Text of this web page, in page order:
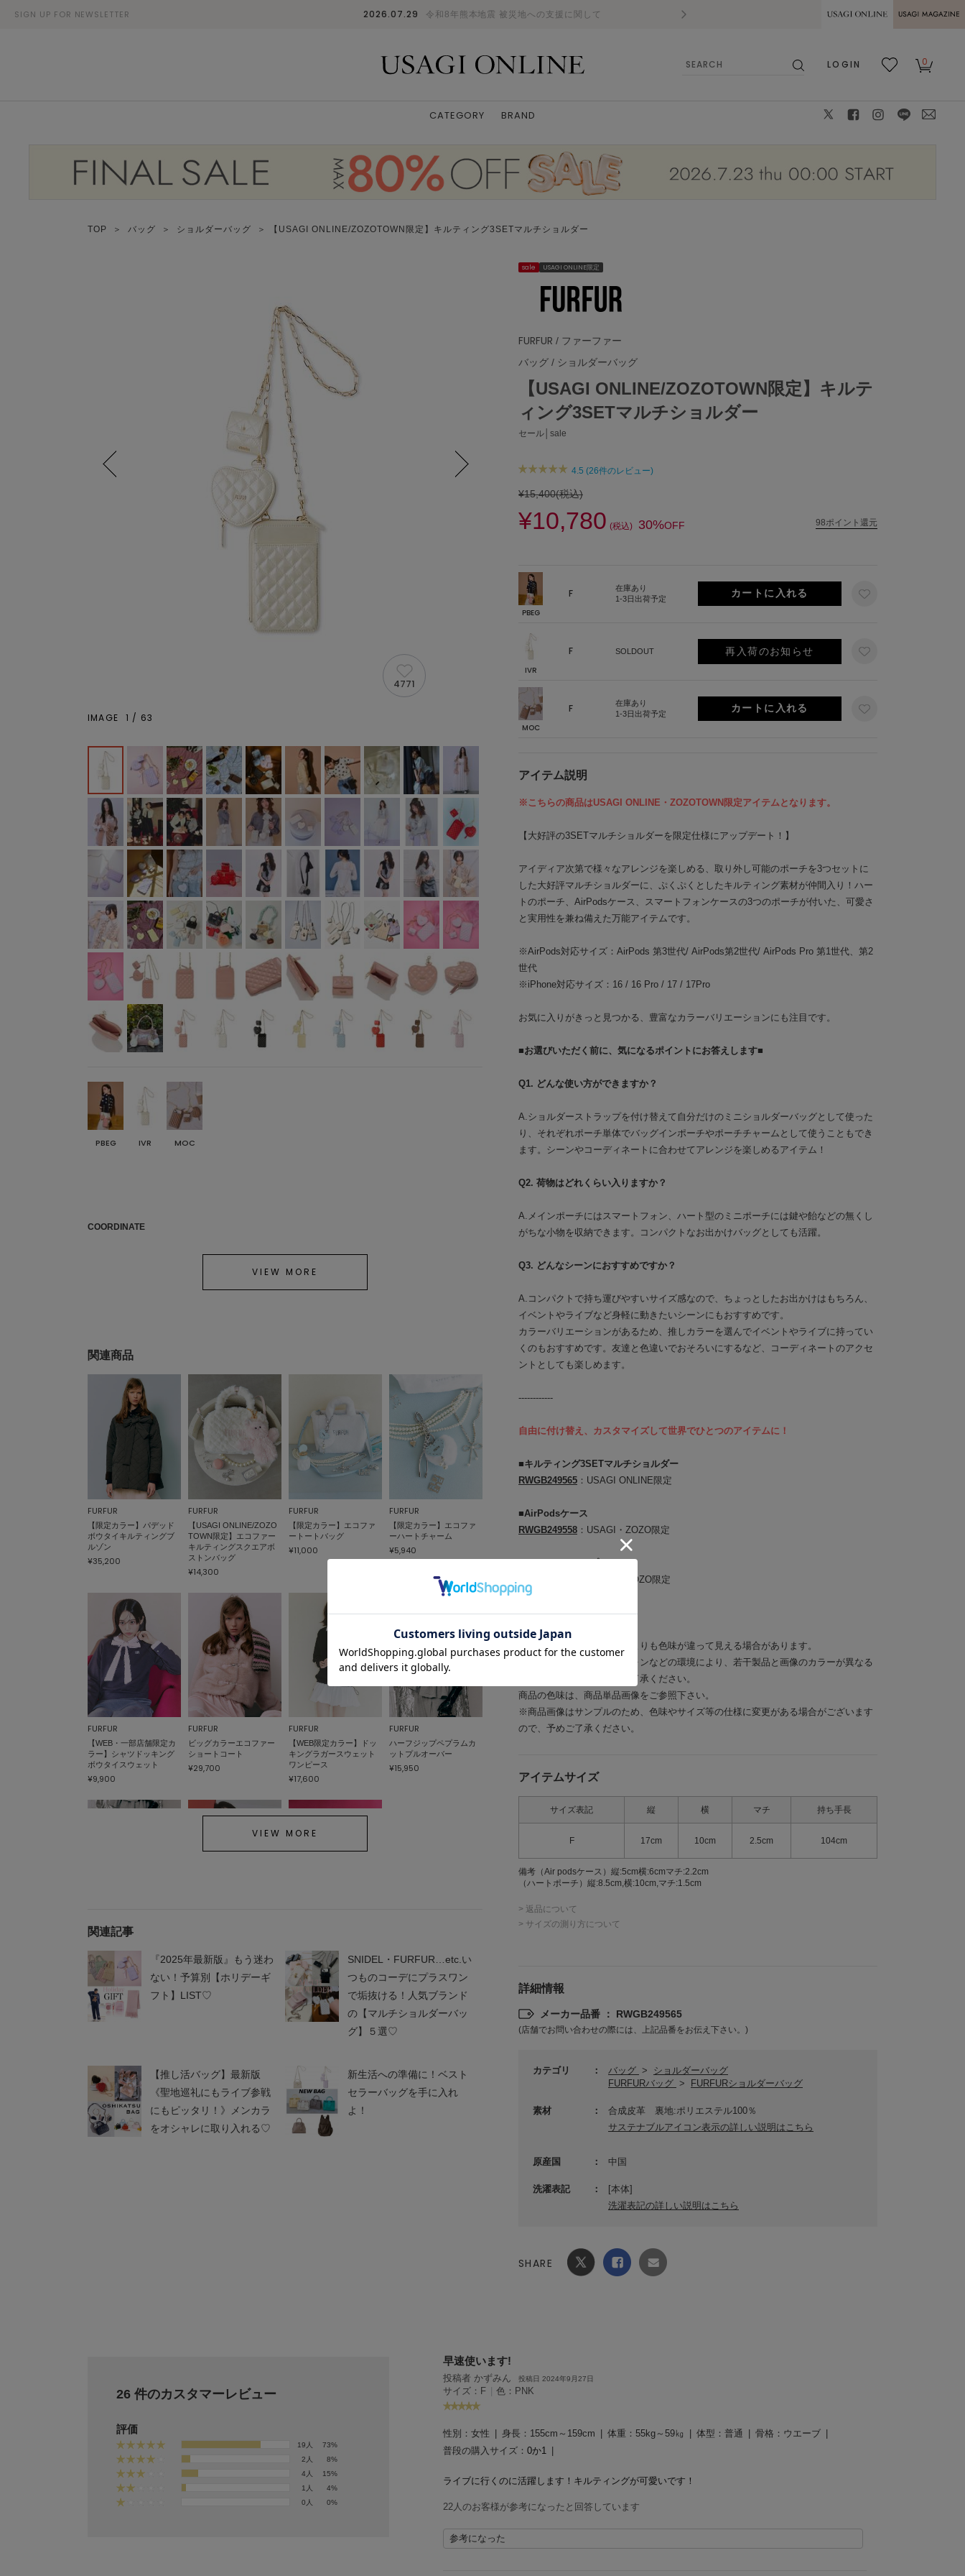
SIGN UP FOR NEWSLETTER 2026.07.29 令和8年熊本地震 被災地への支援に関して 熊本県熊本地方を震源とする地震の影響に
MAGAZINE
LOGIN
0
CATEGORY BRAND
TOP ＞ バッグ ＞ ショルダーバッグ ＞ 【USAGI ONLINE/ZOZOTOWN限定】キルティング3SETマルチショルダー
sale USAGI ONLINE限定
FURFUR / ファーファー
バッグ / ショルダーバッグ
【USAGI ONLINE/ZOZOTOWN限定】キルテ
ィング3SETマルチショルダー
セール│sale
4.5 (26件のレビュー)
¥15,400(税込)
¥10,780 (税込) 30%OFF 98ポイント還元
PBEG
F
在庫あり
1-3日出荷予定
IVR
F SOLDOUT 再入荷のお知らせ
MOC
F
在庫あり
1-3日出荷予定
アイテム説明
※こちらの商品はUSAGI ONLINE・ZOZOTOWN限定アイテムとなります。
【大好評の3SETマルチショルダーを限定仕様にアップデート！】
アイディア次第で様々なアレンジを楽しめる、取り外し可能のポーチを3つセットに
した大好評マルチショルダーに、ぷくぷくとしたキルティング素材が仲間入り！ハー
トのポーチ、AirPodsケース、スマートフォンケースの3つのポーチが付いた、可愛さ
と実用性を兼ね備えた万能アイテムです。
※AirPods対応サイズ：AirPods 第3世代/ AirPods第2世代/ AirPods Pro 第1世代、第2
世代
※iPhone対応サイズ：16 / 16 Pro / 17 / 17Pro
お気に入りがきっと見つかる、豊富なカラーバリエーションにも注目です。
■お選びいただく前に、気になるポイントにお答えします■
Q1. どんな使い方ができますか？
A.ショルダーストラップを付け替えて自分だけのミニショルダーバッグとして使った
り、それぞれポーチ単体でバッグインポーチやポーチチャームとして使うこともでき
ます。シーンやコーディネートに合わせてアレンジを楽しめるアイテム！
Q2. 荷物はどれくらい入りますか？
A.メインポーチにはスマートフォン、ハート型のミニポーチには鍵や飴などの無くし
がちな小物を収納できます。コンパクトなお出かけバッグとしても活躍。
Q3. どんなシーンにおすすめですか？
A.コンパクトで持ち運びやすいサイズ感なので、ちょっとしたお出かけはもちろん、
イベントやライブなど身軽に動きたいシーンにもおすすめです。
カラーバリエーションがあるため、推しカラーを選んでイベントやライブに持ってい
くのもおすすめです。友達と色違いでおそろいにするなど、コーディネートのアクセ
ントとしても楽しめます。
------------
自由に付け替え、カスタマイズして世界でひとつのアイテムに！
■キルティング3SETマルチショルダー
RWGB249565 ：USAGI ONLINE限定
■AirPodsケース
RWGB249558 ：USAGI・ZOZO限定
■マルチストラップ
：USAGI・ZOZO限定
------------
※照明の関係により、実際よりも色味が違って見える場合があります。
またパソコン・スマートフォンなどの環境により、若干製品と画像のカラーが異なる
場合もございます。予めご了承ください。
商品の色味は、商品単品画像をご参照下さい。
※商品画像はサンプルのため、色味やサイズ等の仕様に変更がある場合がございます
ので、予めご了承ください。
アイテムサイズ
サイズ表記 縦 横 マチ 持ち手長
F 17cm 10cm 2.5cm 104cm
備考 （Air podsケース）縦:5cm横:6cmマチ:2.2cm
（ハートポーチ）縦:8.5cm,横:10cm,マチ:1.5cm
> 返品について
> サイズの測り方について
詳細情報
メーカー品番 ： RWGB249565
(店舗でお問い合わせの際には、上記品番をお伝え下さい。)
カテゴリ バッグ >
ショルダーバッグ
FURFURバッグ > FURFURショルダーバッグ
素材
合成皮革 裏地:ポリエステル100％
サステナブルアイコン表示の詳しい説明はこちら
原産国 中国
洗濯表記
[本体]
洗濯表記の詳しい説明はこちら
SHARE
4771
IMAGE 1 / 63
PBEG IVR MOC
COORDINATE
VIEW MORE
関連商品
FURFUR
【限定カラー】パデッド
ボウタイキルティングブ
ルゾン
¥35,200
FURFUR
【USAGI ONLINE/ZOZO
TOWN限定】エコファー
キルティングスクエアボ
ストンバッグ
¥14,300
FURFUR
【限定カラー】エコファ
ートートバッグ
¥11,000
FURFUR
【限定カラー】エコファ
ーハートチャーム
¥5,940
FURFUR
【WEB・一部店舗限定カ
ラー】シャツドッキング
ボウタイスウェット
¥9,900
FURFUR
ビッグカラーエコファー
ショートコート
¥29,700
FURFUR
【WEB限定カラー】ドッ
キングラガースウェット
ワンピース
¥17,600
FURFUR
ハーフジップペプラムカ
ットプルオーバー
¥15,950
FURFUR
サイドリボンスウェット
パンツ
¥16,940
プス
¥13,200
【WEB限定カラー】レー
ストリムがま口バッグ
¥16,500
レス
¥6,600
FURFUR FURFUR FURFUR
¥14,960 ¥9,900
【crocs】212032Soho Fr
osted Sport Sandal
VIEW MORE
関連記事
『2025年最新版』もう迷わ
ない！予算別【ホリデーギ
フト】LIST♡
SNIDEL・FURFUR…etc.い
つものコーデにプラスワン
で垢抜ける！人気ブランド
の【マルチショルダーバッ
グ】５選♡
【推し活バッグ】最新版
《聖地巡礼にもライブ参戦
にもピッタリ！》メンカラ
をオシャレに取り入れる♡
新生活への準備に！ベスト
セラーバッグを手に入れ
よ！
26 件のカスタマーレビュー
評価
19人
73%
2人
8%
4人
15%
1人
4%
0人
0%
早速使います!
投稿者 かずみん 投稿日 2024年9月27日
サイズ：F | 色：PNK
性別： 女性 身長： 155cm～159cm 体重： 55kg～59㎏ 体型： 普通 骨格： ウエーブ
普段の購入サイズ： 0か1
ライブに行くのに活躍します！キルティングが可愛いです！
22人のお客様が参考になったと回答しています
参考になった